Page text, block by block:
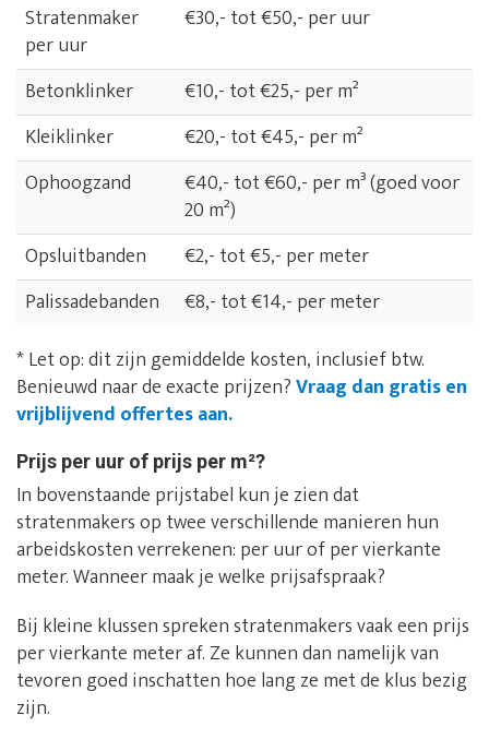
Stratenmaker
per uur
€30,- tot €50,- per uur
Betonklinker
€10,- tot €25,- per m²
Kleiklinker
€20,- tot €45,- per m²
Ophoogzand
€40,- tot €60,- per m³ (goed voor
20 m²)
Opsluitbanden
€2,- tot €5,- per meter
Palissadebanden
€8,- tot €14,- per meter
* Let op: dit zijn gemiddelde kosten, inclusief btw.
Benieuwd naar de exacte prijzen?Vraag dan gratis en
vrijblijvend offertes aan.
Prijs per uur of prijs per m²?
In bovenstaande prijstabel kun je zien dat
stratenmakers op twee verschillende manieren hun
arbeidskosten verrekenen: per uur of per vierkante
meter. Wanneer maak je welke prijsafspraak?
Bij kleine klussen spreken stratenmakers vaak een prijs
per vierkante meter af. Ze kunnen dan namelijk van
tevoren goed inschatten hoe lang ze met de klus bezig
zijn.